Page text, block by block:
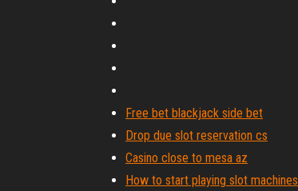
Free bet blackjack side bet
Drop due slot reservation cs
Casino close to mesa az
How to start playing slot machines